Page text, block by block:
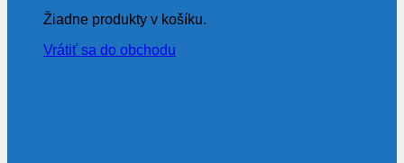
Žiadne produkty v košíku.
Vrátiť sa do obchodu